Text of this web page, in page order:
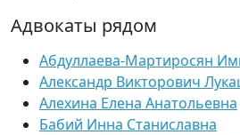
Адвокаты рядом
Абдуллаева-Мартиросян
Александр Викторович
Алехина Елена Анатольевна
Бабий Инна Станиславна